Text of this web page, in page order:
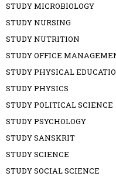
STUDY MICROBIOLOGY
STUDY NURSING
STUDY NUTRITION
STUDY OFFICE
STUDY PHYSICAL
STUDY PHYSICS
STUDY POLITICAL SCIENCE
STUDY PSYCHOLOGY
STUDY SANSKRIT
STUDY SCIENCE
STUDY SOCIAL SCIENCE